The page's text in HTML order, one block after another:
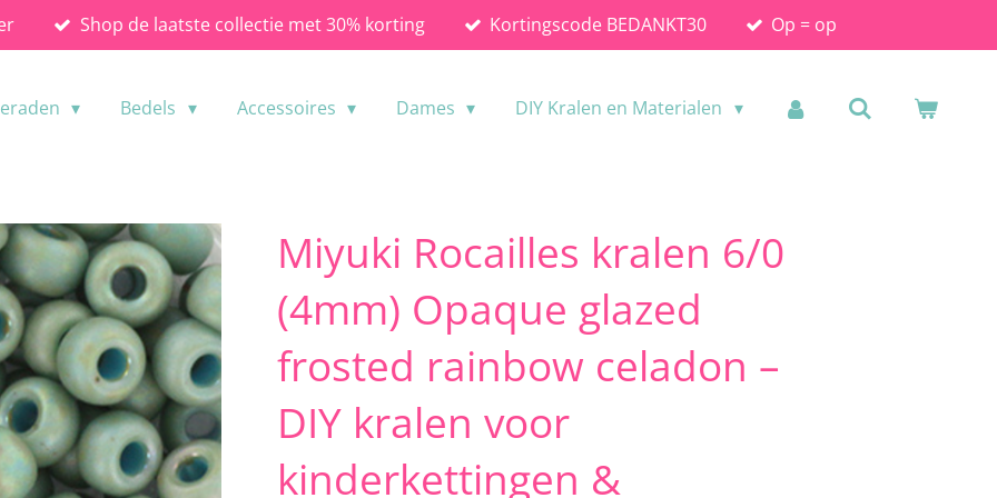
Shop de laatste collectie met 30% korting Kortingscode BEDANKT30 Op = op
Bedels Accessoires Dames DIY Kralen en Materialen
Miyuki Rocailles kralen 6/0
(4mm) Opaque glazed
frosted rainbow celadon –
DIY kralen voor
kinderkettingen &